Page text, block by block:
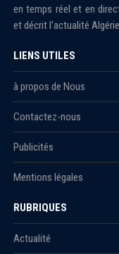
en temps réel et en
et décrit l'actualité
LIENS UTILES
à propos de Nous
Contactez-nous
Publicités
Mentions légales
RUBRIQUES
Actualité